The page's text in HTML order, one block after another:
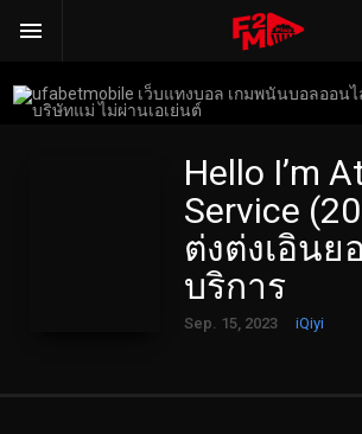
Hello I’m
Service
ต่งต่งเอินย
บริการ
Sep. 15, 2023 iQiyi